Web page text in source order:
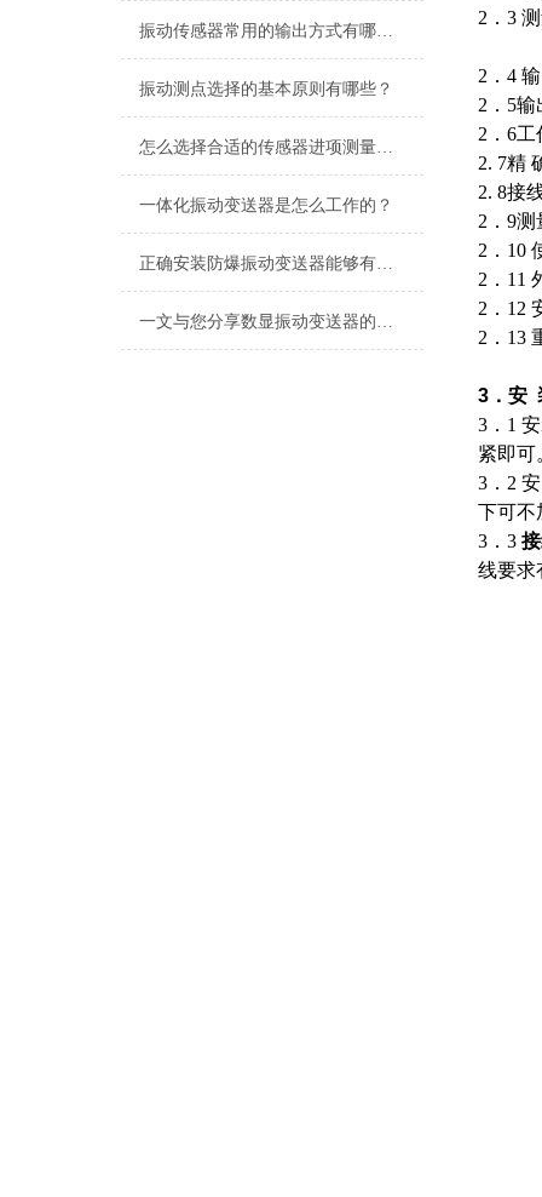
振动传感器常用的输出方式有哪些？
振动测点选择的基本原则有哪些？
怎么选择合适的传感器进项测量，减少传感器测试带来的影响？
一体化振动变送器是怎么工作的？
正确安装防爆振动变送器能够有效预防潜在的安全隐患
一文与您分享数显振动变送器的常见问题相应解决方法
2．3
2．4
2．5
2．6工
2. 7精
2. 8接
2．9
2．10
2．11
2．12
2．13
3．安
3．1
紧即可
3．2
下可不
3．3
线要求